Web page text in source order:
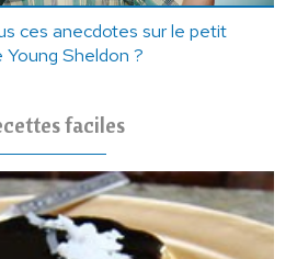
ces anecdotes sur le petit
Young Sheldon ?
faciles